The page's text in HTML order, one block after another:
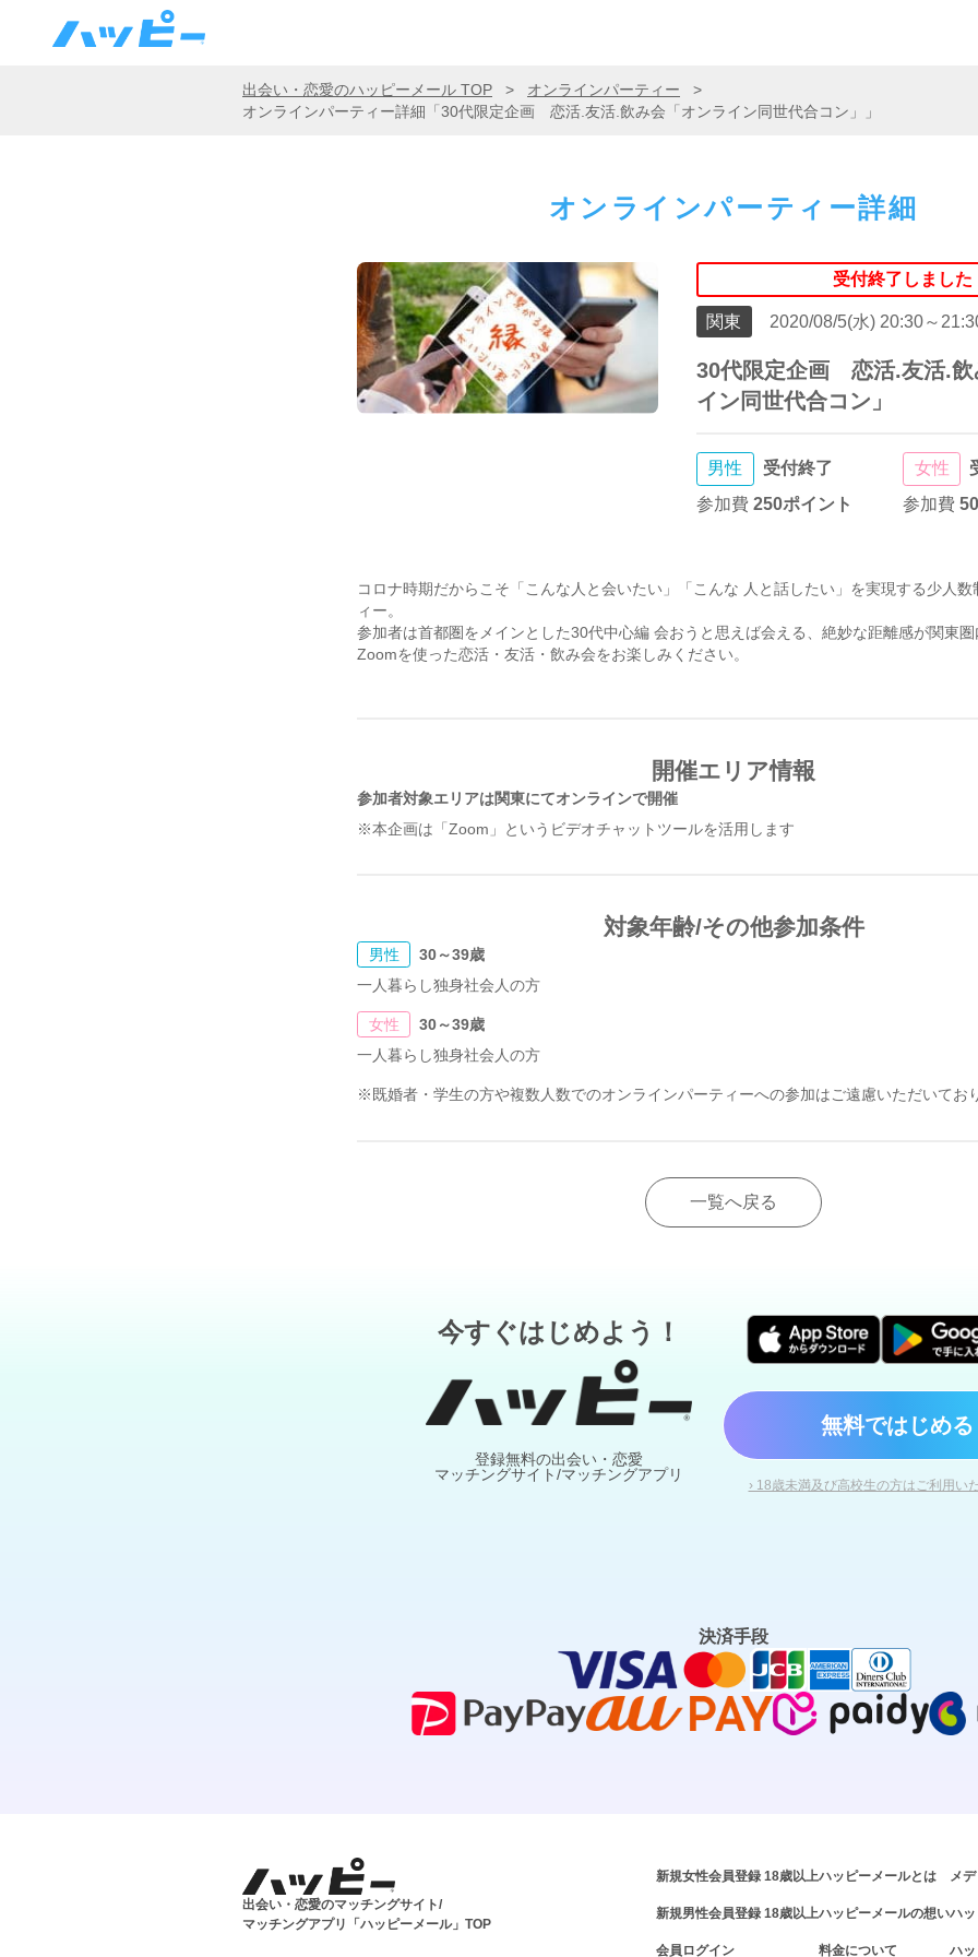
出会い・恋愛のハッピーメール TOP > オンラインパーティー
>
オンラインパーティー詳細「30代限定企画 恋活.友活.飲み会「オンライン同世代合コン」」
オンラインパーティー詳細
受付終了しました
関東 2020/08/5(水) 20:30～
30代限定企画 恋活.友活.飲
イン同世代合コン」
男性 受付終了 女性
参加費 250ポイント 参加費
コロナ時期だからこそ「こんな人と会いたい」「こんな 人と話したい」を実現する少人
ィー。
参加者は首都圏をメインとした30代中心編 会おうと思えば会える、絶妙な距離感が関東圏
Zoomを使った恋活・友活・飲み会をお楽しみください。
開催エリア情報
参加者対象エリアは関東にてオンラインで開催
※本企画は「Zoom」というビデオチャットツールを活用します
対象年齢/その他参加条件
男性
30～39歳
一人暮らし独身社会人の方
女性
30～39歳
一人暮らし独身社会人の方
※既婚者・学生の方や複数人数でのオンラインパーティーへの参加はご遠慮いただいてお
一覧へ戻る
今すぐはじめよう！
登録無料の出会い・恋愛
マッチングサイト/マッチングアプリ
無料ではじめる
› 18歳未満及び高校生の方はご利用い
決済手段
出会い・恋愛のマッチングサイト/
マッチングアプリ「ハッピーメール」TOP
新規女性会員登録 18歳以上
新規男性会員登録 18歳以上
会員ログイン
ハッピーメールとは
ハッピーメールの想い
料金について
メ
ハ
ハ